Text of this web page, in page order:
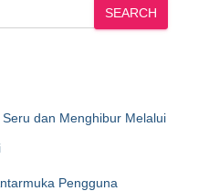
SEARCH
dan Menghibur Melalui
Pengguna